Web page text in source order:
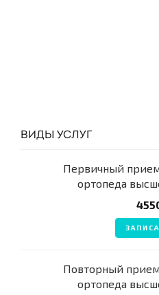
ВИДЫ УСЛУГ
Первичный
ортопеда
Повторный
ортопеда